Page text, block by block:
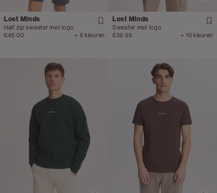
Lost Minds
Half zip sweater met logo
€45.00
+ 6 kleuren
Lost Minds
Sweater met logo
€39.95
+ 10 kleuren